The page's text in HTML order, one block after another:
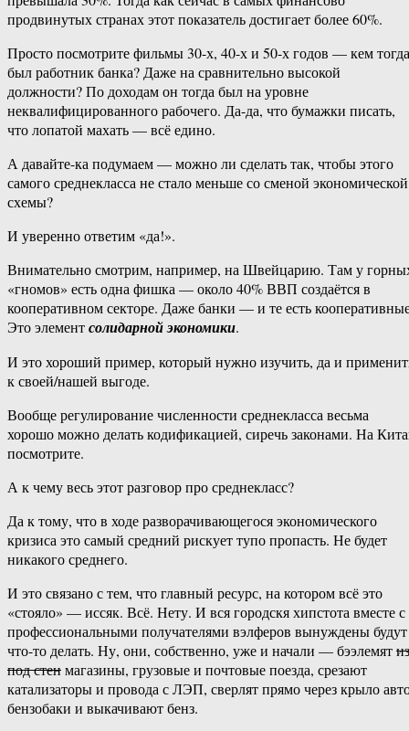
продвинутых странах этот показатель достигает более 60%.
Просто посмотрите фильмы 30-х, 40-х и 50-х годов — кем тогда
был работник банка? Даже на сравнительно высокой
должности? По доходам он тогда был на уровне
неквалифицированного рабочего. Да-да, что бумажки писать,
что лопатой махать — всё едино.
А давайте-ка подумаем — можно ли сделать так, чтобы этого
самого среднекласса не стало меньше со сменой экономической
схемы?
И уверенно ответим «да!».
Внимательно смотрим, например, на Швейцарию. Там у
«гномов» есть одна фишка — около 40% ВВП создаётся в
кооперативном секторе. Даже банки — и те есть
Это элементсолидарной экономики.
И это хороший пример, который нужно изучить, да и
к своей/нашей выгоде.
Вообще регулирование численности среднекласса весьма
хорошо можно делать кодификацией, сиречь законами. На
посмотрите.
А к чему весь этот разговор про среднекласс?
Да к тому, что в ходе разворачивающегося экономического
кризиса это самый средний рискует тупо пропасть. Не будет
никакого среднего.
И это связано с тем, что главный ресурс, на котором всё это
«стояло» — иссяк. Всё. Нету. И вся городскя хипстота вместе с
профессиональными получателями вэлферов вынуждены будут
что-то делать. Ну, они, собственно, уже и начали — бээлемят
под стенмагазины, грузовые и почтовые поезда, срезают
катализаторы и провода с ЛЭП, сверлят прямо через крыло
бензобаки и выкачивают бенз.